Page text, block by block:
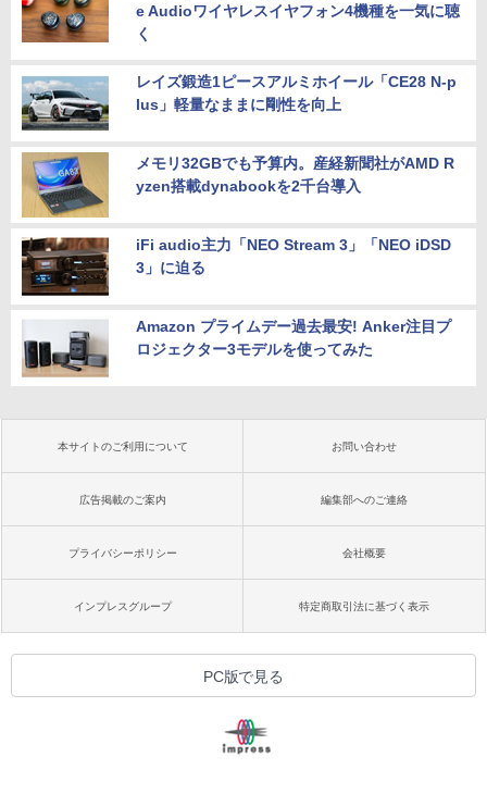
e Audioワイヤレスイヤフォン4機種を一気に聴
く
レイズ鍛造1ピースアルミホイール「CE28 N-p
lus」軽量なままに剛性を向上
メモリ32GBでも予算内。産経新聞社がAMD R
yzen搭載dynabookを2千台導入
iFi audio主力「NEO Stream 3」「NEO iDSD
3」に迫る
Amazon プライムデー過去最安! Anker注目プ
ロジェクター3モデルを使ってみた
本サイトのご利用について お問い合わせ
広告掲載のご案内 編集部へのご連絡
プライバシーポリシー 会社概要
インプレスグループ 特定商取引法に基づく表示
PC版で見る